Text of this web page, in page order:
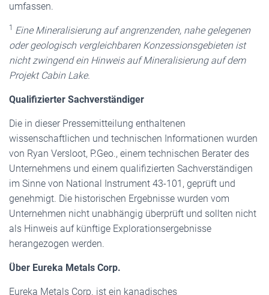
umfassen.
1 Eine Mineralisierung auf angrenzenden, nahe gelegenen
oder geologisch vergleichbaren Konzessionsgebieten ist
nicht zwingend ein Hinweis auf Mineralisierung auf dem
Projekt Cabin Lake.
Qualifizierter Sachverständiger
Die in dieser Pressemitteilung enthaltenen
wissenschaftlichen und technischen Informationen wurden
von Ryan Versloot, P.Geo., einem technischen Berater des
Unternehmens und einem qualifizierten Sachverständigen
im Sinne von National Instrument 43-101, geprüft und
genehmigt. Die historischen Ergebnisse wurden vom
Unternehmen nicht unabhängig überprüft und sollten nicht
als Hinweis auf künftige Explorationsergebnisse
herangezogen werden.
Über Eureka Metals Corp.
Eureka Metals Corp. ist ein kanadisches